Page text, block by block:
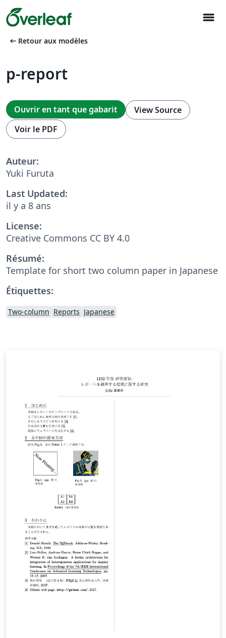
menu
arrow_left_alt Retour aux modèles
p-report
Ouvrir en tant que gabarit
View Source
Voir le PDF
Auteur:
Yuki Furuta
Last Updated:
il y a 8 ans
License:
Creative Commons CC BY 4.0
Résumé:
Template for short two column paper in Japanese
Étiquettes:
Two-column Reports Japanese